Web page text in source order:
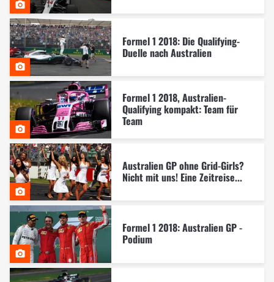
Formel 1 2018: Die Qualifying-
Duelle nach Australien
Formel 1 2018, Australien-
Qualifying kompakt: Team für
Team
Australien GP ohne Grid-Girls?
Nicht mit uns! Eine Zeitreise...
Formel 1 2018: Australien GP -
Podium